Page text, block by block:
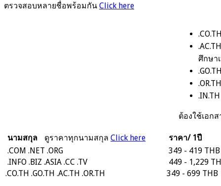
ตรวจสอบหลายชื่อพร้อมกัน Click here
ศึกษา
ต้องใช้เอก
นามสกุล ดูราคาทุกนามสกุล Click here
ราคา/ 1ปี
.COM .NET .ORG
349 - 419 THB
.INFO .BIZ .ASIA .CC .TV
449 - 1,229
.CO.TH .GO.TH .AC.TH .OR.TH 349 - 699 THB